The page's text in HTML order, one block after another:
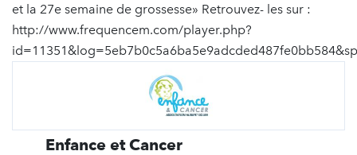
et la 27e semaine de grossesse» Retrouvez- les sur :
http://www.frequencem.com/player.php?
Enfance et Cancer